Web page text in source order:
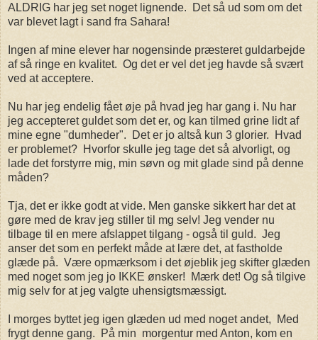
ALDRIG har jeg set noget lignende. Det så ud som om det
var blevet lagt i sand fra Sahara!
Ingen af mine elever har nogensinde præsteret guldarbejde
af så ringe en kvalitet. Og det er vel det jeg havde så svært
ved at acceptere.
Nu har jeg endelig fået øje på hvad jeg har gang i. Nu har
jeg accepteret guldet som det er, og kan tilmed grine lidt af
mine egne "dumheder". Det er jo altså kun 3 glorier. Hvad
er problemet? Hvorfor skulle jeg tage det så alvorligt, og
lade det forstyrre mig, min søvn og mit glade sind på denne
måden?
Tja, det er ikke godt at vide. Men ganske sikkert har det at
gøre med de krav jeg stiller til mg selv! Jeg vender nu
tilbage til en mere afslappet tilgang - også til guld. Jeg
anser det som en perfekt måde at lære det, at fastholde
glæde på. Være opmærksom i det øjeblik jeg skifter glæden
med noget som jeg jo IKKE ønsker! Mærk det! Og så tilgive
mig selv for at jeg valgte uhensigtsmæssigt.
I morges byttet jeg igen glæden ud med noget andet, Med
frygt denne gang. På min morgentur med Anton, kom en